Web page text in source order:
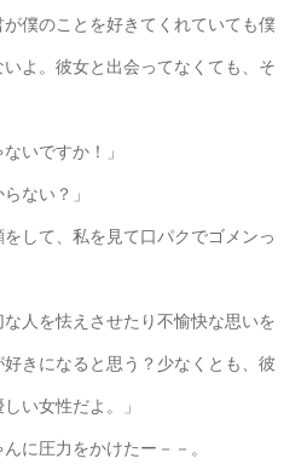
が僕のことを好きてくれていても僕
よ。彼女と出会ってなくても、そ
いですか！」
ない？」
して、私を見て口パクでゴメンっ
な人を怯えさせたり不愉快な思いを
きになると思う？少なくとも、彼
い女性だよ。」
に圧力をかけたー－－。